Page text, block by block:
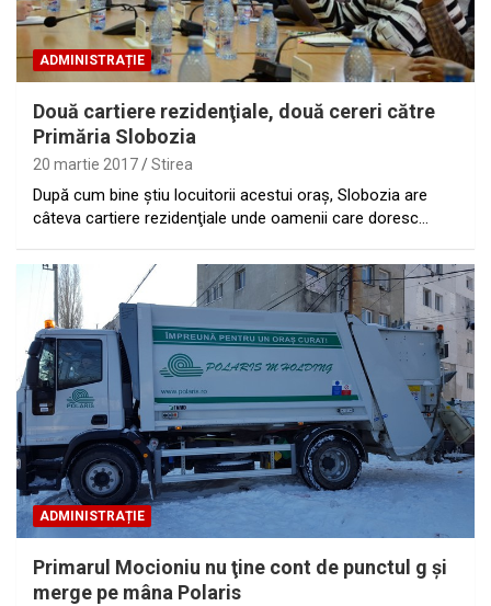
ADMINISTRAȚIE
Două cartiere rezidenţiale, două cereri către
Primăria Slobozia
20 martie 2017 Stirea
După cum bine ştiu locuitorii acestui oraş, Slobozia are
câteva cartiere rezidenţiale unde oamenii care doresc…
ADMINISTRAȚIE
Primarul Mocioniu nu ţine cont de punctul g şi
merge pe mâna Polaris